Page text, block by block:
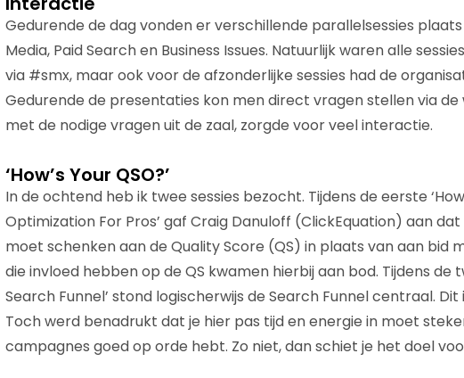
Gedurende de dag vonden er verschillende parallelsessies plaats
Media, Paid Search en Business Issues. Natuurlijk waren alle
via #smx, maar ook voor de afzonderlijke sessies had de
Gedurende de presentaties kon men direct vragen stellen via
met de nodige vragen uit de zaal, zorgde voor veel interactie.
‘How’s Your QSO?’
In de ochtend heb ik twee sessies bezocht. Tijdens de eerste
Optimization For Pros’ gaf Craig Danuloff (ClickEquation) aan
moet schenken aan de Quality Score (QS) in plaats van aan bid
die invloed hebben op de QS kwamen hierbij aan bod. Tijdens de
Search Funnel’ stond logischerwijs de Search Funnel centraal.
Toch werd benadrukt dat je hier pas tijd en energie in moet
campagnes goed op orde hebt. Zo niet, dan schiet je het doel